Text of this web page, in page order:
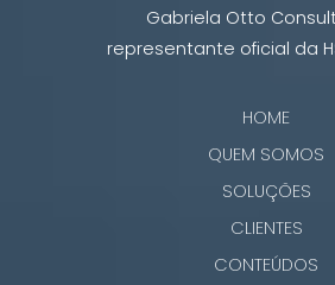
Gabriela Otto
representante oficial da
HOME
QUEM SOMOS
SOLUÇÕES
CLIENTES
CONTEÚDOS